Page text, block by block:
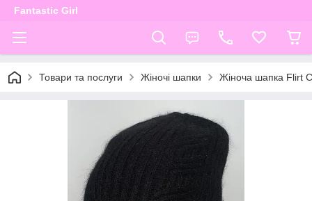
Fantastic Girl
Товари та послуги Жіночі шапки Жіноча шапка Flirt